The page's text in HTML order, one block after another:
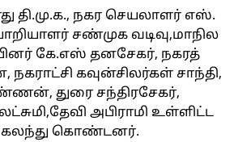
தி.மு.க., நகர செயலாளர் எஸ்.
சண்முக வடிவு,மாநில
கே.எஸ் தனசேகர், நகரத்
கவுன்சிலர்கள் சாந்தி,
துரை சந்திரசேகர்,
அபிராமி உள்ளிட்ட
கலந்து கொண்டனர்.